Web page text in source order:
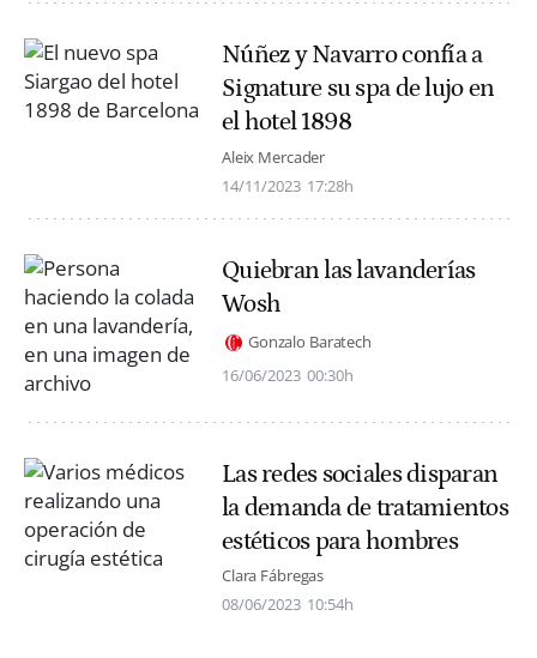
Núñez y Navarro confía a
Signature su spa de lujo en
el hotel 1898
Aleix Mercader
14/11/2023 17:28h
Quiebran las lavanderías
Wosh
Gonzalo Baratech
16/06/2023 00:30h
Las redes sociales disparan
la demanda de tratamientos
estéticos para hombres
Clara Fábregas
08/06/2023 10:54h